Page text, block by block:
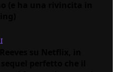
su Netflix, in
perfetto che il